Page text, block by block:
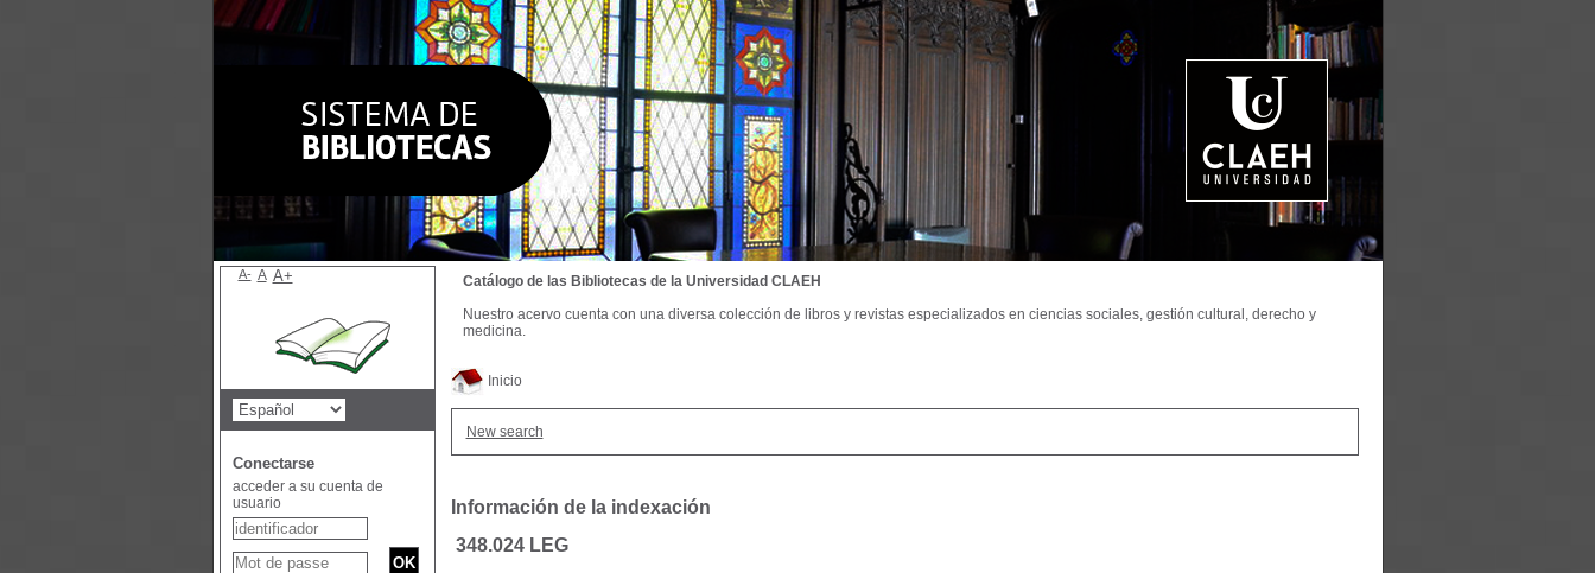
Inicio
New search
Información de la indexación
348.024 LEG
Catálogo de las Bibliotecas de la Universidad CLAEH
Nuestro acervo cuenta con una diversa colección de libros y revistas especializados en ciencias sociales, gestión cultural, derecho y
medicina.
A- A A+
Conectarse
acceder a su cuenta de
usuario